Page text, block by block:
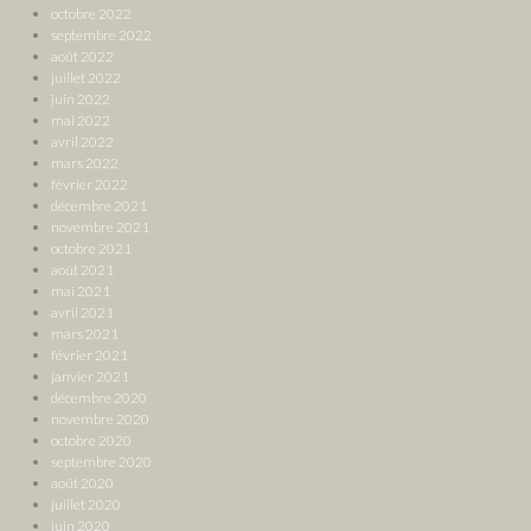
octobre 2022
septembre 2022
août 2022
juillet 2022
juin 2022
mai 2022
avril 2022
mars 2022
février 2022
décembre 2021
novembre 2021
octobre 2021
août 2021
mai 2021
avril 2021
mars 2021
février 2021
janvier 2021
décembre 2020
novembre 2020
octobre 2020
septembre 2020
août 2020
juillet 2020
juin 2020